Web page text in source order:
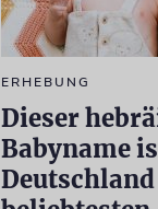
ERHEBUNG
Dieser
Babyname